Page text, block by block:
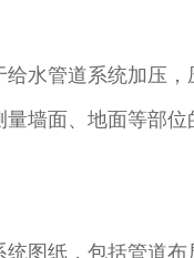
水管道系统加压
墙面、地面等部
图纸，包括管道